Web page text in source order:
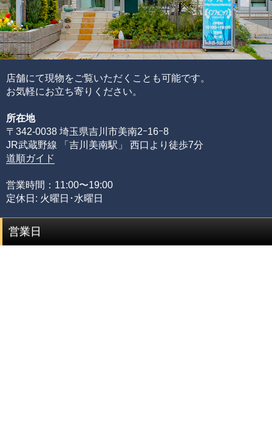
れらを合算することで品質を見極めています。
ブレスレットの品質階級は、ブレスレットを構成している
各ビーズの品質水準の高さと品質水準のムラで決まりま
す。
通常、半貴石には上記のような基準を基にした品質管理を
することが出来ません。
めには、それぞれの石の一番下から一番上までの全ての品
質を網羅する必要があるからです。
限られた品質の知識のみでは、正確な品質評価をすること
が出来ません。
専門店としてルチルクォーツに情熱を注ぎ、ありとあらゆ
る加工工場に足を運び、積み重ねてきた品質知識があるか
す。
店舗にて現物をご覧いただくことも可能です。
お気軽にお立ち寄りください。
所在地
〒342-0038 埼玉県吉川市美南2ｰ16ｰ8
JR武蔵野線 「吉川美南駅」 西口より徒歩7分
道順ガイド
営業時間：11:00〜19:00
定休日: 火曜日･水曜日
営業日